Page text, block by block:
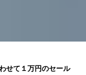
せて１万円のセール